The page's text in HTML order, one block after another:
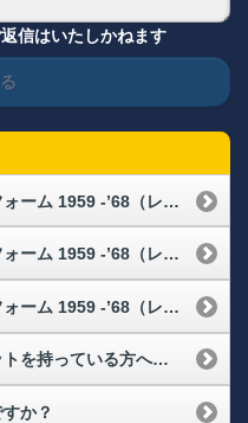
信はいたしかねます
【大阪】南海ホークス復刻ユニフォーム 1959 -’68（レプリカ）の3XLサイズ引換券、キッズサイズ（120cm）引換券はどこで購入できますか
【大阪】南海ホークス復刻ユニフォーム 1959 -’68（レプリカ）以外に、配布物はありますか
【大阪】南海ホークス復刻ユニフォーム 1959 -’68（レプリカ）の配布場所・配布時間が知りたい
【大阪】ビジター応援席のチケットを持っている方への配布物はありますか
か？